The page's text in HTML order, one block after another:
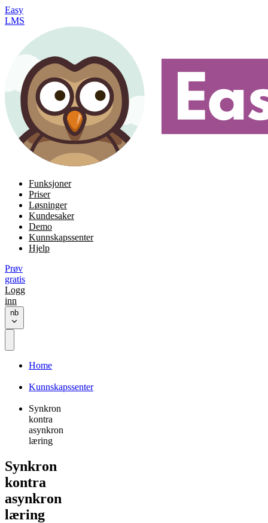
Easy
LMS
Funksjoner
Priser
Løsninger
Kundesaker
Demo
Kunnskapssenter
Hjelp
Prøv
gratis
Logg
inn
nb
Home
Kunnskapssenter
Synkron
kontra
asynkron
læring
Synkron
kontra
asynkron
læring